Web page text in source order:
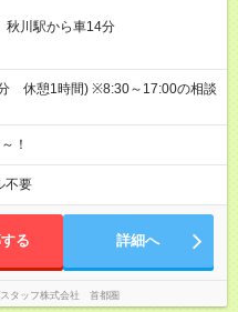
秋川駅から車14分
休憩1時間) ※8:30～17:00の相談
！
不要
る 詳細へ
タッフ株式会社 首都圏